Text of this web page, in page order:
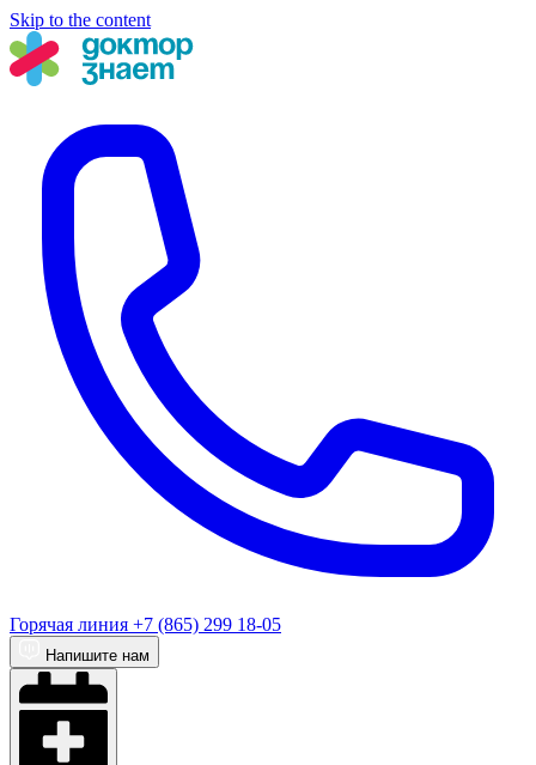
Skip to the content
Горячая линия +7 (865) 299 18-05
Напишите нам